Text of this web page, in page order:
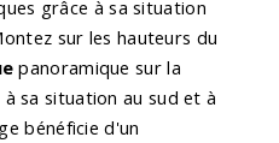
grâce à sa situation
sur les hauteurs du
panoramique sur la
sa situation au sud et à
bénéficie d'un